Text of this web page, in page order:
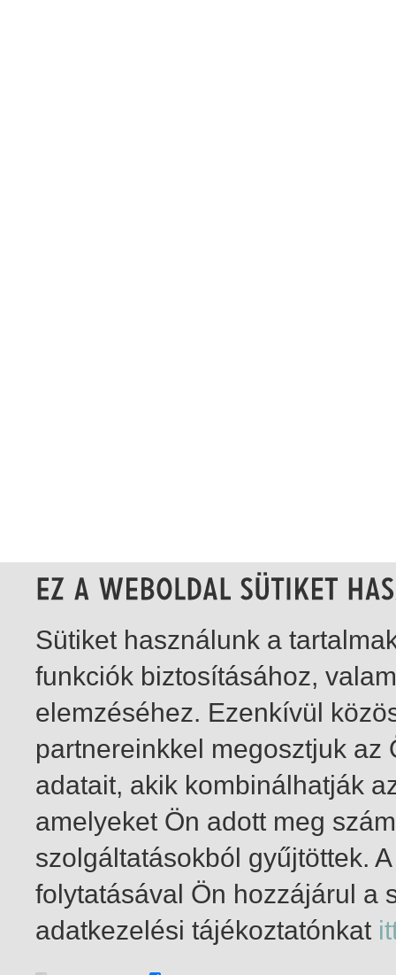
1-15 / total 15 hit
Sütiket használunk a
funkciók biztosításához,
elemzéséhez. Ezenkívül
partnereinkkel megosztjuk
adatait, akik kombinálhatják
amelyeket Ön adott meg
szolgáltatásokból gyűjtöttek.
folytatásával Ön hozzájárul a
adatkezelési tájékoztatónkat